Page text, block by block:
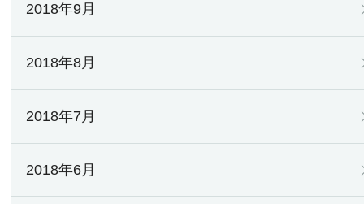
2018年9月
2018年8月
2018年7月
2018年6月